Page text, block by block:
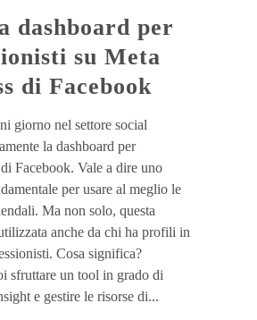
su Meta
di Facebook
giorno nel settore social
la dashboard per
Facebook. Vale a dire uno
per usare al meglio le
Ma non solo, questa
anche da chi ha profili in
Cosa significa?
sfruttare un tool in grado di
e gestire le risorse di...